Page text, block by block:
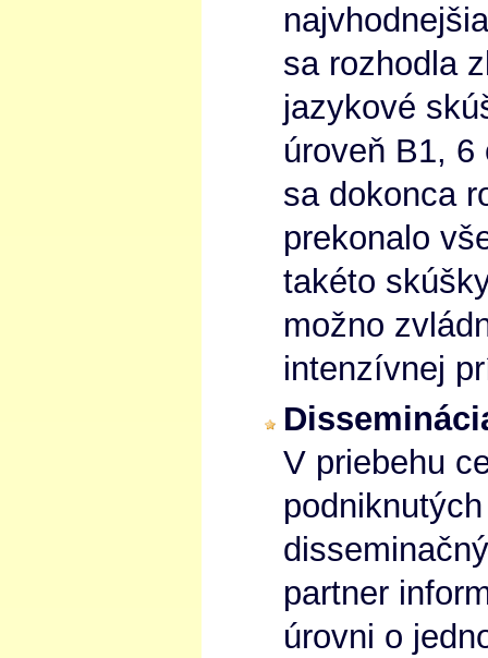
sa rozhodla
jazykové
úroveň B1, 6
sa dokonca
prekonalo
takéto
možno
intenzívnej
V priebehu
partner
úrovni o